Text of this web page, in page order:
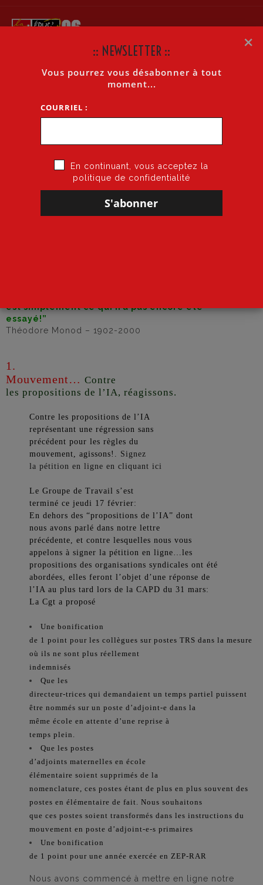
LA LETTRE INTERNET N°329 DU 17 FÉVRIER 2011
Accueil»La lettre Internet n°329 du 17 février 2011
est simplement ce qui n’a pas encore été
essayé!”
Théodore Monod – 1902-2000
1.
Mouvement… Contre
les propositions de l’IA, réagissons.
Contre les propositions de l’IA
représentant une régression sans
précédent pour les règles du
mouvement, agissons!. Signez
la pétition en ligne en cliquant ici
Le Groupe de Travail s’est
terminé ce jeudi 17 février:
En dehors des “propositions de l’IA” dont
nous avons parlé dans notre lettre
précédente, et contre lesquelles nous vous
appelons à signer la pétition en ligne…les
propositions des organisations syndicales ont été
abordées, elles feront l’objet d’une réponse de
l’IA au plus tard lors de la CAPD du 31 mars:
La Cgt a proposé
Une bonification
de 1 point pour les collègues sur postes TRS dans la mesure
où ils ne sont plus réellement
indemnisés
Que les
directeur-trices qui demandaient un temps partiel puissent
être nommés sur un poste d’adjoint-e dans la
même école en attente d’une reprise à
temps plein.
Que les postes
d’adjoints maternelles en école
élémentaire soient supprimés de la
nomenclature, ces postes étant de plus en plus souvent des
postes en élémentaire de fait. Nous souhaitons
que ces postes soient transformés dans les instructions du
mouvement en poste d’adjoint-e-s primaires
Une bonification
de 1 point pour une année exercée en ZEP-RAR
Nous avons commencé à mettre en ligne notre
×
:: NEWSLETTER ::
Vous pourrez vous désabonner à tout
moment...
COURRIEL :
En continuant, vous acceptez la
politique de confidentialité